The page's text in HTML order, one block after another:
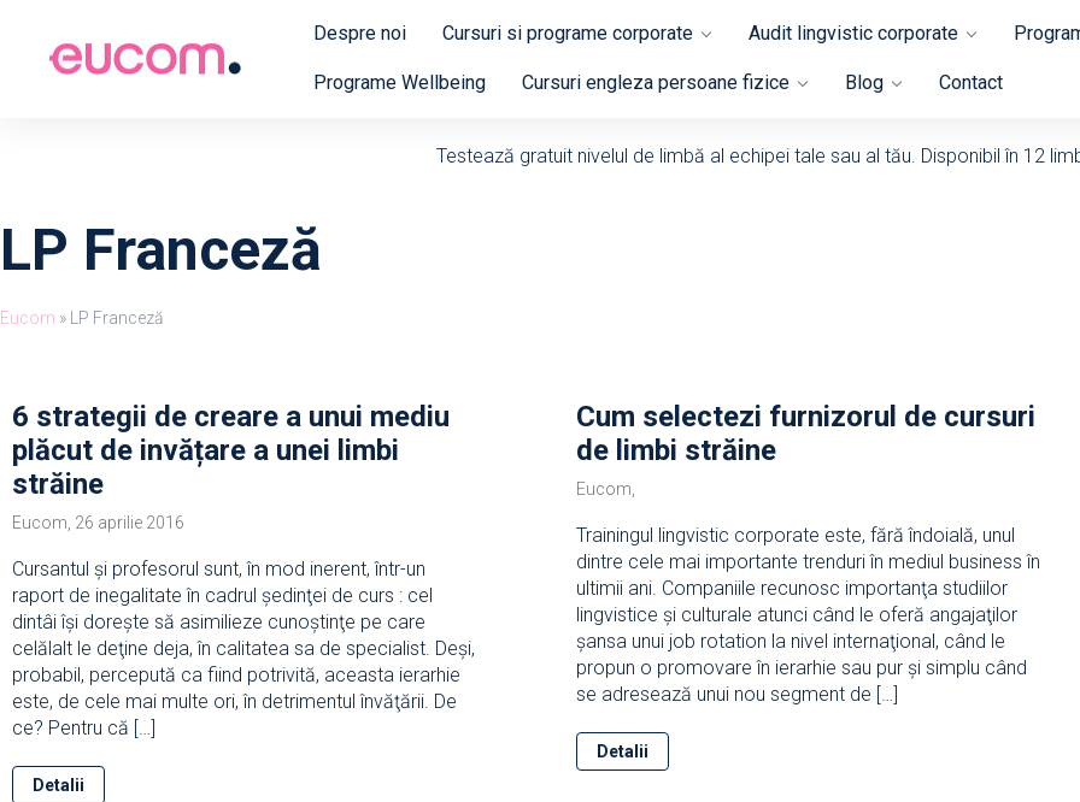
Despre noi Cursuri si programe corporate Audit lingvistic corporate
Programe Wellbeing Cursuri engleza persoane fizice Blog Contact
Testează gratuit nivelul de limbă al echipei tale sau al tău. Disponibil în 12
LP Franceză
Eucom » LP Franceză
6 strategii de creare a unui mediu
plăcut de invățare a unei limbi
străine
Eucom, 26 aprilie 2016
Cursantul şi profesorul sunt, în mod inerent, într-un
raport de inegalitate în cadrul şedinţei de curs : cel
dintâi îşi doreşte să asimilieze cunoştinţe pe care
celălalt le deţine deja, în calitatea sa de specialist. Deşi,
probabil, percepută ca fiind potrivită, aceasta ierarhie
este, de cele mai multe ori, în detrimentul învăţării. De
ce? Pentru că […]
Detalii
Cum selectezi furnizorul de cursuri
de limbi străine
Eucom,
Trainingul lingvistic corporate este, fără îndoială, unul
dintre cele mai importante trenduri în mediul business în
ultimii ani. Companiile recunosc importanţa studiilor
lingvistice şi culturale atunci când le oferă angajaţilor
şansa unui job rotation la nivel internaţional, când le
propun o promovare în ierarhie sau pur şi simplu când
se adresează unui nou segment de […]
Detalii